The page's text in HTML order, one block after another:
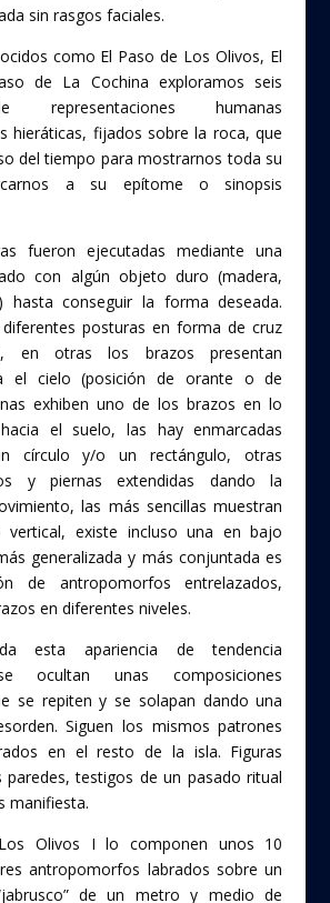
sin rasgos faciales.
como El Paso de Los Olivos, El
de La Cochina exploramos seis
representaciones humanas
hieráticas, fijados sobre la roca, que
del tiempo para mostrarnos toda su
a su epítome o sinopsis
fueron ejecutadas mediante una
con algún objeto duro (madera,
hasta conseguir la forma deseada.
diferentes posturas en forma de cruz
en otras los brazos presentan
el cielo (posición de orante o de
exhiben uno de los brazos en lo
el suelo, las hay enmarcadas
círculo y/o un rectángulo, otras
y piernas extendidas dando la
las más sencillas muestran
vertical, existe incluso una en bajo
generalizada y más conjuntada es
de antropomorfos entrelazados,
en diferentes niveles.
esta apariencia de tendencia
ocultan unas composiciones
se repiten y se solapan dando una
Siguen los mismos patrones
en el resto de la isla. Figuras
paredes, testigos de un pasado ritual
manifiesta.
Olivos I lo componen unos 10
antropomorfos labrados sobre un
de un metro y medio de